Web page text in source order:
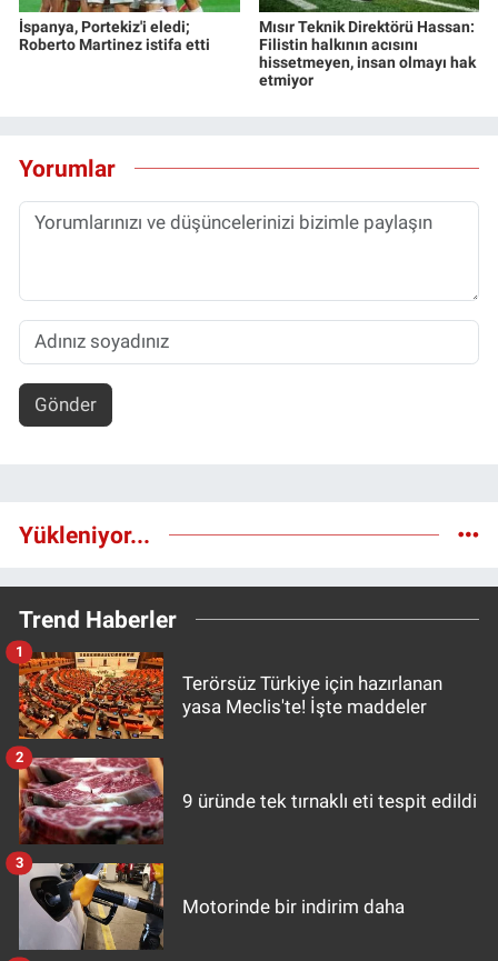
İspanya, Portekiz'i eledi;
Roberto Martinez istifa etti
Mısır Teknik Direktörü Hassan:
Filistin halkının acısını
hissetmeyen, insan olmayı hak
etmiyor
Yorumlar
Gönder
Yükleniyor...
Trend Haberler
Terörsüz Türkiye için hazırlanan
yasa Meclis'te! İşte maddeler
1
9 üründe tek tırnaklı eti tespit edildi
2
Motorinde bir indirim daha
3